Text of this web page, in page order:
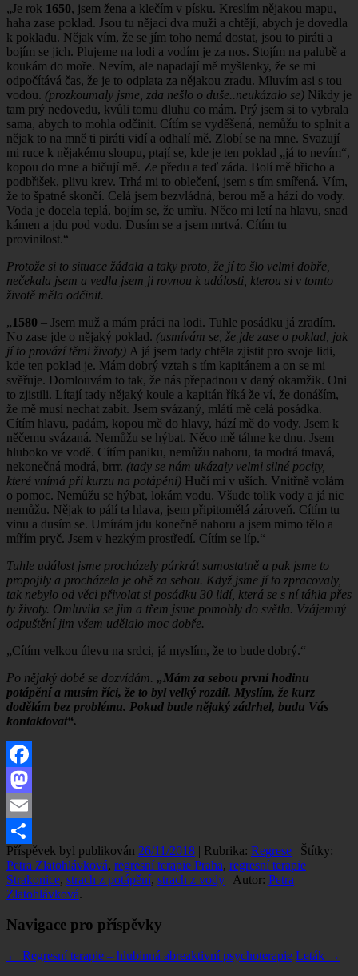
„Je rok 1650, jsem žena a klečím v písku. Kreslím nějakou mapu,
haha zase poklad. Jsou tu nějací dva muži a chtějí, abych je dovedla
k pokladu. Nějak vím, že se jím toho nemá dostat, jsou to piráti a
bojím se jich. Plujeme na lodi a vodím je za nos. Stojím na palubě a
koukám do moře. Nevím, ale napadají mě myšlenky, že se mi
odpočítává čas, že je to odplata za nějakou zradu. Mluvím asi s tou
vodou. (prozkoumaly jsme, zda nešlo o duše..neukázalo se) Nikdy je
tam prý nedovedu, kvůli tomu dluhu co mám. Prý jsem si to vybrala
sama, abych to mohla odčinit. Cítím se vyděšená, nemůžu to splnit a
nějak to na mně ti piráti vidí a odhalí mě. Zlobí se na mne. Svazují
mi ruce k nějakému sloupu, ptají se, kde je ten poklad „já to nevím“,
kopou do mne a bičují mě. Ze předu a teď záda. Bolí mě břicho a
podbřišek, plivu krev. Trhá mi to oblečení, jsem s tím smířená. Vím,
že to špatně skončí. Celá jsem bezvládná, berou mě a hází do vody.
Voda je docela teplá, bojím se, že umřu. Něco mi letí na hlavu, snad
kámen a jdu pod vodu. Dusím se a jsem mrtvá. Cítím tu
provinilost.“
Protože si to situace žádala a taky proto, že jí to šlo velmi dobře,
nečekala jsem a vedla jsem ji rovnou k události, kterou si v tomto
životě měla odčinit.
„1580 – Jsem muž a mám práci na lodi. Tuhle posádku já zradím.
No zase jde o nějaký poklad. (usmívám se, že jde zase o poklad, jak
jí to provází těmi životy) A já jsem tady chtěla zjistit pro svoje lidi,
kde ten poklad je. Mám dobrý vztah s tím kapitánem a on se mi
svěřuje. Domlouvám to tak, že nás přepadnou v daný okamžik. Oni
to zjistili. Lítají tady nějaký koule a kapitán říká že ví, že donáším,
že mě musí nechat zabít. Jsem svázaný, mlátí mě celá posádka.
Cítím hlavu, padám, kopou mě do hlavy, hází mě do vody. Jsem k
něčemu svázaná. Nemůžu se hýbat. Něco mě táhne ke dnu. Jsem
hluboko ve vodě. Cítím paniku, nemůžu nahoru, ta modrá tmavá,
nekonečná modrá, brrr. (tady se nám ukázaly velmi silné pocity,
které vnímá při kurzu na potápění) Hučí mi v uších. Vnitřně volám
o pomoc. Nemůžu se hýbat, lokám vodu. Všude tolik vody a já nic
nemůžu. Nějak to pálí ta hlava, jsem připitomělá zároveň. Cítím tu
vinu a dusím se. Umírám jdu konečně nahoru a jsem mimo tělo a
mířím pryč. Jsem v hezkým prostředí. Cítím se líp.“
Tuhle událost jsme procházely párkrát samostatně a pak jsme to
propojily a procházela je obě za sebou. Když jsme jí to zpracovaly,
tak nebylo od věci přivolat si posádku 30 lidí, která se s ní táhla přes
ty životy. Omluvila se jim a třem jsme pomohly do světla. Vzájemný
odpuštění jim všem udělalo moc dobře.
„Cítím velkou úlevu na srdci, já myslím, že to bude dobrý.“
Po nějaký době se dozvídám. „Mám za sebou první hodinu
potápění a musím říci, že to byl velký rozdíl. Myslím, že kurz
dodělám bez problému. Pokud bude nějaký zádrhel, budu Vás
kontaktovat“.
Facebook
Mastodon
Email
Share
Příspěvek byl publikován 26/11/2018 | Rubrika: Regrese | Štítky:
Petra Zlatohlávková, regresní terapie Praha, regresní terapie
Strakonice, strach z potápění, strach z vody | Autor: Petra
Zlatohlávková.
Navigace pro příspěvky
← Regresní terapie – hlubinná abreaktivní psychoterapie Leták →